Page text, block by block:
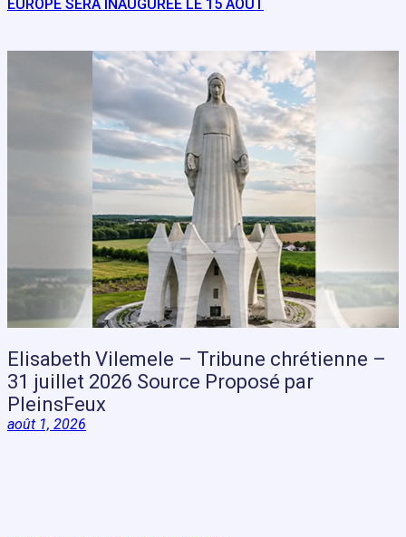
EUROPE SERA INAUGURÉE LE 15 AOÛT
Elisabeth Vilemele – Tribune chrétienne –
31 juillet 2026 Source Proposé par
PleinsFeux
août 1, 2026